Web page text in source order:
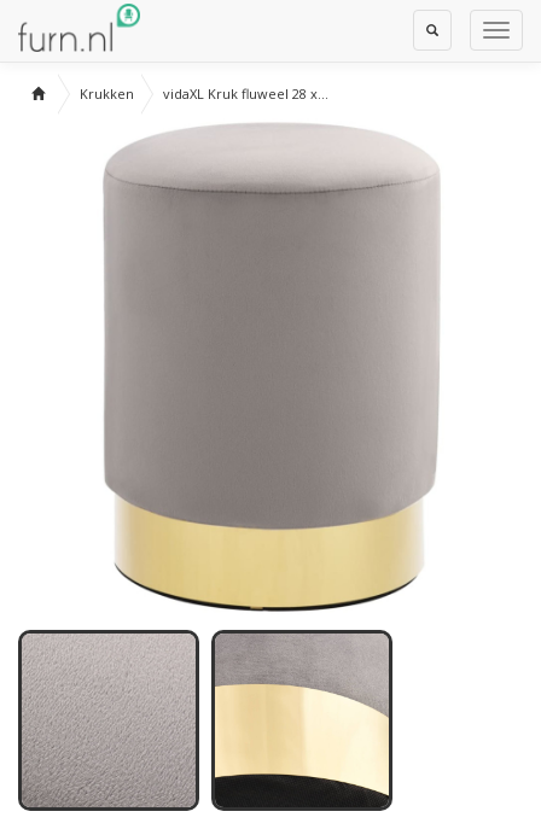
Toggle
Search
Krukken vidaXL Kruk fluweel 28 x...